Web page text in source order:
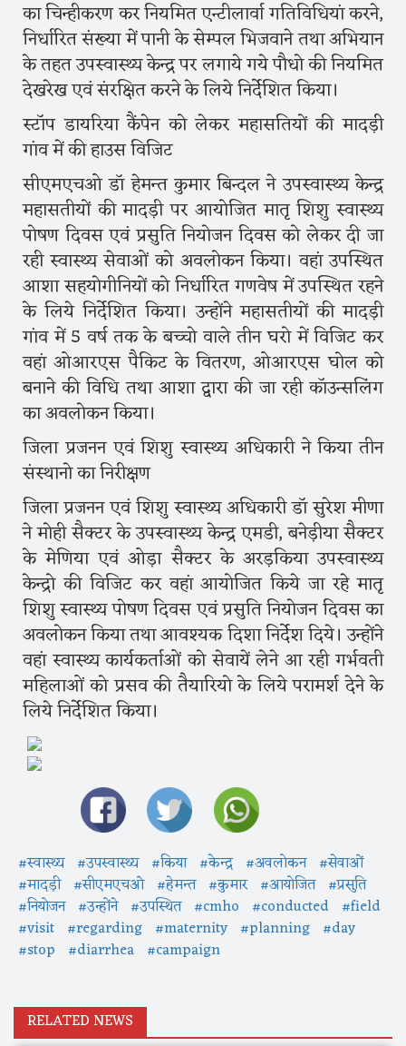
का चिन्हीकरण कर नियमित एन्टीलार्वा गतिविधियां करने,
निर्धारित संख्या में पानी के सेम्पल भिजवाने तथा अभियान
के तहत उपस्वास्थ्य केन्द्र पर लगाये गये पौधो की नियमित
देखरेख एवं संरक्षित करने के लिये निर्देशित किया।
स्टॉप डायरिया कैंपेन को लेकर महासतियों की मादड़ी
गांव में की हाउस विजिट
सीएमएचओ डॉ हेमन्त कुमार बिन्दल ने उपस्वास्थ्य केन्द्र
महासतीयों की मादड़ी पर आयोजित मातृ शिशु स्वास्थ्य
पोषण दिवस एवं प्रसुति नियोजन दिवस को लेकर दी जा
रही स्वास्थ्य सेवाओं को अवलोकन किया। वहां उपस्थित
आशा सहयोगीनियों को निर्धारित गणवेष में उपस्थित रहने
के लिये निर्देशित किया। उन्होंने महासतीयों की मादड़ी
गांव में 5 वर्ष तक के बच्चो वाले तीन घरो में विजिट कर
वहां ओआरएस पैकिट के वितरण, ओआरएस घोल को
बनाने की विधि तथा आशा द्वारा की जा रही कॉउन्सलिंग
का अवलोकन किया।
जिला प्रजनन एवं शिशु स्वास्थ्य अधिकारी ने किया तीन
संस्थानो का निरीक्षण
जिला प्रजनन एवं शिशु स्वास्थ्य अधिकारी डॉ सुरेश मीणा
ने मोही सैक्टर के उपस्वास्थ्य केन्द्र एमडी, बनेड़ीया सैक्टर
के मेणिया एवं ओड़ा सैक्टर के अरड़किया उपस्वास्थ्य
केन्द्रो की विजिट कर वहां आयोजित किये जा रहे मातृ
शिशु स्वास्थ्य पोषण दिवस एवं प्रसुति नियोजन दिवस का
अवलोकन किया तथा आवश्यक दिशा निर्देश दिये। उन्होंने
वहां स्वास्थ्य कार्यकर्ताओं को सेवायें लेने आ रही गर्भवती
महिलाओं को प्रसव की तैयारियो के लिये परामर्श देने के
लिये निर्देशित किया।
#स्वास्थ्य #उपस्वास्थ्य #किया #केन्द्र #अवलोकन #सेवाओं
#मादड़ी #सीएमएचओ #हेमन्त #कुमार #आयोजित #प्रसुति
#नियोजन #उन्होंने #उपस्थित #cmho #conducted #field
#visit #regarding #maternity #planning #day
#stop #diarrhea #campaign
RELATED NEWS